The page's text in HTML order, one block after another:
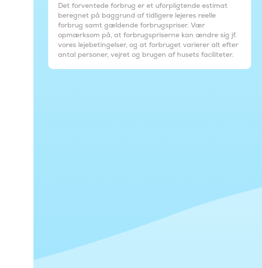
Det forventede forbrug er et uforpligtende estimat
beregnet på baggrund af tidligere lejeres reelle
forbrug samt gældende forbrugspriser. Vær
opmærksom på, at forbrugspriserne kan ændre sig jf.
vores lejebetingelser, og at forbruget varierer alt efter
antal personer, vejret og brugen af husets faciliteter.